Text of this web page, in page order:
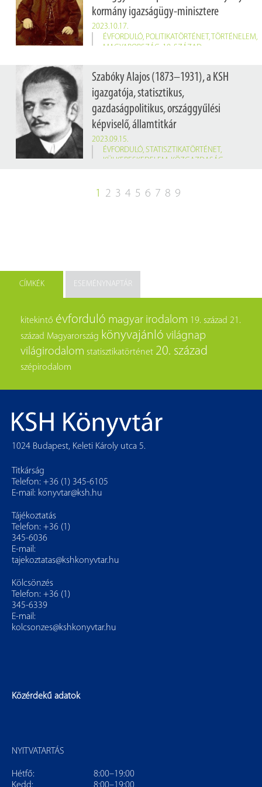
kormány igazságügy-minisztere
2023.10.17.
ÉVFORDULÓ, POLITIKATÖRTÉNET, TÖRTÉNELEM,
MAGYARORSZÁG
19. SZÁZAD
Szabóky Alajos (1873–1931), a KSH
igazgatója, statisztikus,
gazdaságpolitikus, országgyűlési
képviselő, államtitkár
2023.09.15.
ÉVFORDULÓ, STATISZTIKATÖRTÉNET,
KÜLKERESKEDELEM KÖZGAZDASÁG-
150 éve születettSzabóky Alajos
1 2 3 4 5 6 7 8 9
CÍMKÉK ESEMÉNYNAPTÁR
kitekintő évforduló magyar irodalom 19. század 21.
század Magyarország könyvajánló világnap
világirodalom statisztikatörténet 20. század
szépirodalom
1024 Budapest, Keleti Károly utca 5.
Titkárság
Telefon: +36 (1) 345-6105
E-mail: konyvtar@ksh.hu
Tájékoztatás
Telefon: +36 (1)
345-6036
E-mail:
tajekoztatas@kshkonyvtar.hu
Kölcsönzés
Telefon: +36 (1)
345-6339
E-mail:
kolcsonzes@kshkonyvtar.hu
Közérdekű adatok
NYITVATARTÁS
Hétfő:
8:00–19:00